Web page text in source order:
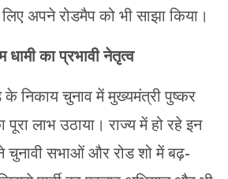
अपने रोडमैप को भी साझा किया।
का प्रभावी नेतृत्व
के निकाय चुनाव में मुख्यमंत्री पुष्कर
लाभ उठाया। राज्य में हो रहे इन
चुनावी सभाओं और रोड शो में बढ़-